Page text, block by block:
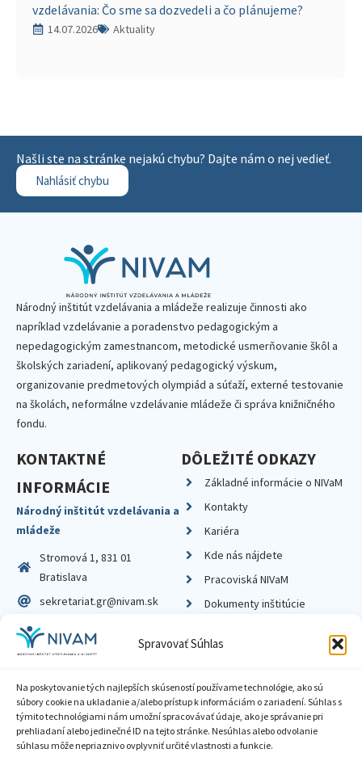
Spravovať Súhlas
Na poskytovanie tých najlepších skúseností používame technológie, ako sú
súbory cookie na ukladanie a/alebo prístup k informáciám o zariadení. Súhlas s
týmito technológiami nám umožní spracovávať údaje, ako je správanie pri
prehliadaní alebo jedinečné ID na tejto stránke. Nesúhlas alebo odvolanie
súhlasu môže nepriaznivo ovplyvniť určité vlastnosti a funkcie.
vzdelávania: Čo sme sa dozvedeli a čo plánujeme?
14.07.2026 Aktuality
Našli ste na stránke nejakú chybu? Dajte nám o nej vedieť.
Nahlásiť chybu
Národný inštitút vzdelávania a mládeže realizuje činnosti ako
napríklad vzdelávanie a poradenstvo pedagogickým a
nepedagogickým zamestnancom, metodické usmerňovanie škôl a
školských zariadení, aplikovaný pedagogický výskum,
organizovanie predmetových olympiád a súťaží, externé testovanie
na školách, neformálne vzdelávanie mládeže či správa knižničného
fondu.
KONTAKTNÉ
INFORMÁCIE
Národný inštitút vzdelávania a
mládeže
Stromová 1, 831 01
Bratislava
sekretariat.gr@nivam.sk
IČO: 00164348
DIČ: 2020798714
DÔLEŽITÉ ODKAZY
Základné informácie o NIVaM
Kontakty
Kariéra
Kde nás nájdete
Pracoviská NIVaM
Dokumenty inštitúcie
Zásady ochrany súkromia